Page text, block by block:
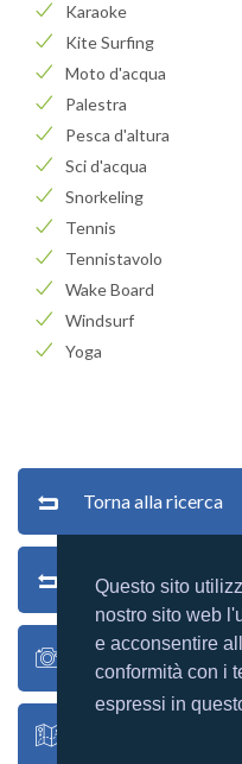
Questo sito
nostro sito web
e acconsentire
conformità con i
espressi in
Karaoke
Kite Surfing
Moto d'acqua
Palestra
Pesca d'altura
Sci d'acqua
Snorkeling
Tennis
Tennistavolo
Wake Board
Windsurf
Yoga
Torna alla ricerca
Torna alla lista
Foto villaggio